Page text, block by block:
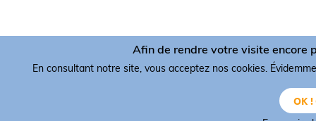
Afin de rendre votre visite encore
En consultant notre site, vous acceptez nos cookies.
OK